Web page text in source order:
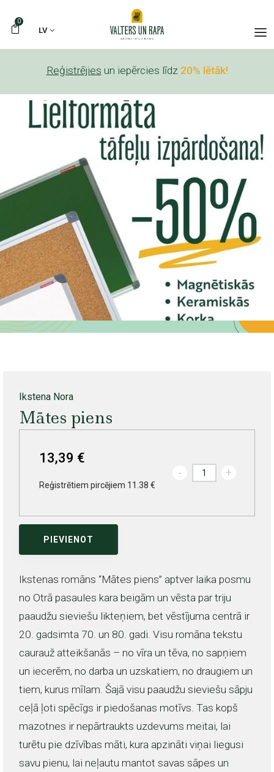
0
LV
Reģistrējies un iepērcies līdz 20% lētāk!
Ikstena Nora
Mātes piens
13,39 €
Reģistrētiem pircējiem 11.38 €
- +
PIEVIENOT
Ikstenas romāns “Mātes piens” aptver laika posmu
no Otrā pasaules kara beigām un vēsta par triju
paaudžu sieviešu likteņiem, bet vēstījuma centrā ir
20. gadsimta 70. un 80. gadi. Visu romāna tekstu
caurauž atteikšanās – no vīra un tēva, no sapņiem
un iecerēm, no darba un uzskatiem, no draugiem un
tiem, kurus mīlam. Šajā visu paaudžu sieviešu sāpju
ceļā ļoti spēcīgs ir piedošanas motīvs. Tas kopš
mazotnes ir nepārtraukts uzdevums meitai, lai
turētu pie dzīvības māti, kura apzināti viņai liegusi
savu pienu, lai neļautu mantot savas sāpes un